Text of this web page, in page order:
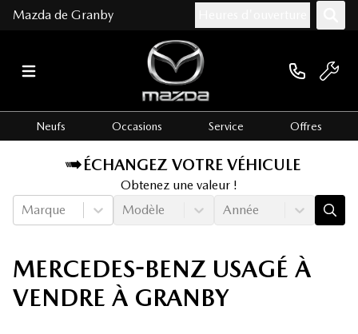
Mazda de Granby
Neufs Occasions Service Offres
ÉCHANGEZ VOTRE VÉHICULE
Obtenez une valeur !
Marque
Modèle Année
MERCEDES-BENZ USAGÉ À
VENDRE À GRANBY